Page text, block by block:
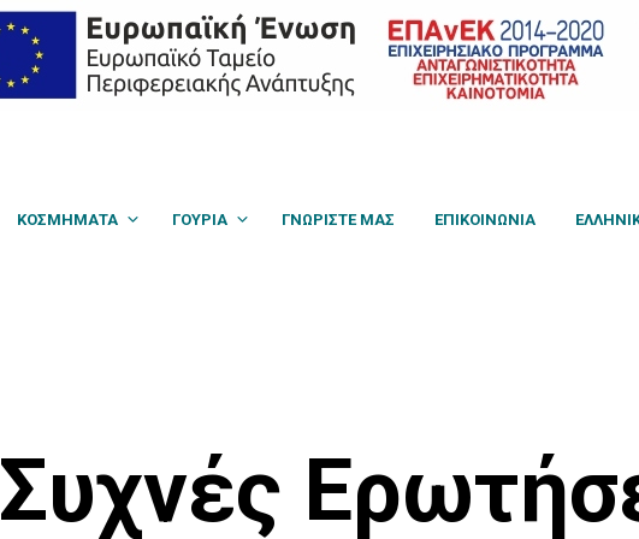
ΚΟΣΜΉΜΑΤΑ ΓΟΎΡΙΑ ΓΝΩΡΙΣΤΕ ΜΑΣ ΕΠΙΚΟΙΝΩΝΙΑ
Συχνές